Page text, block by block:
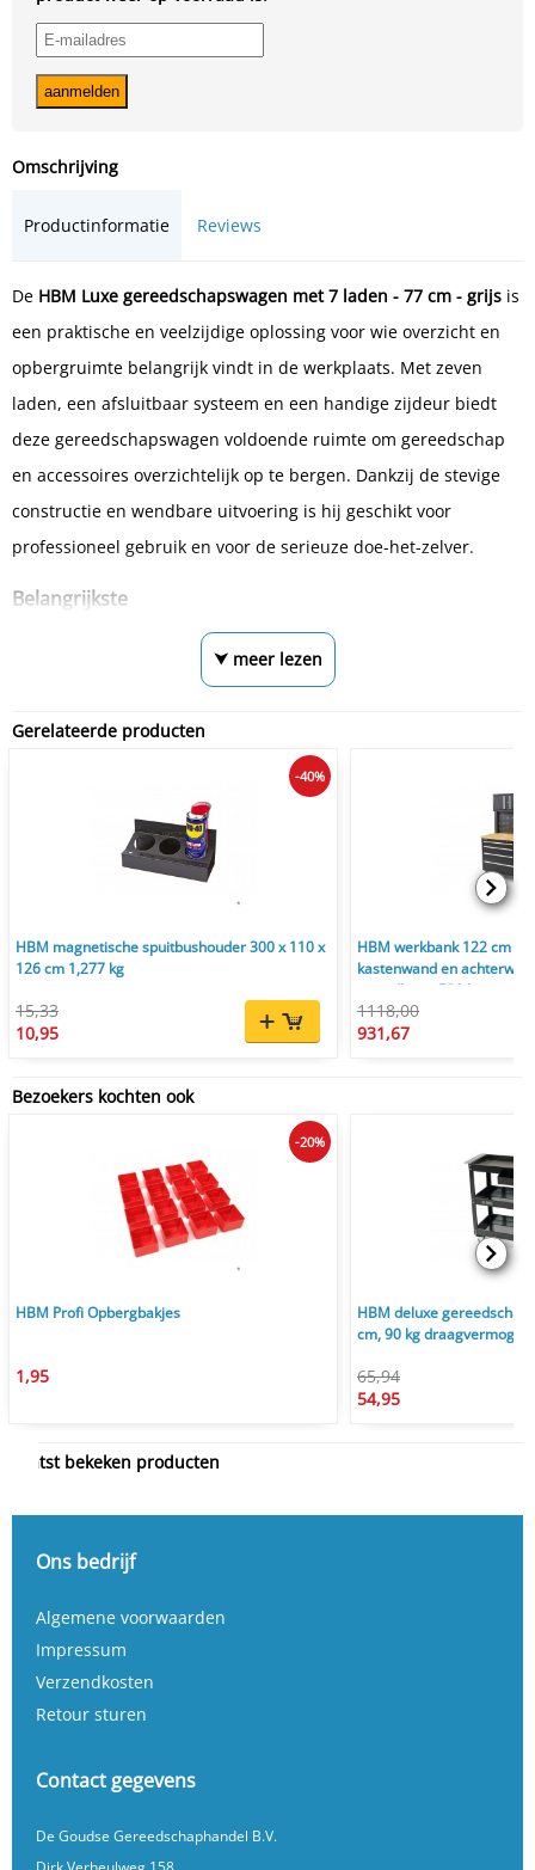
Omschrijving
Productinformatie Reviews
De HBM Luxe gereedschapswagen met 7 laden - 77 cm - grijs is
een praktische en veelzijdige oplossing voor wie overzicht en
opbergruimte belangrijk vindt in de werkplaats. Met zeven
laden, een afsluitbaar systeem en een handige zijdeur biedt
deze gereedschapswagen voldoende ruimte om gereedschap
en accessoires overzichtelijk op te bergen. Dankzij de stevige
constructie en wendbare uitvoering is hij geschikt voor
professioneel gebruik en voor de serieuze doe-het-zelver.
Belangrijkste
⮟ meer lezen
Gerelateerde producten
HBM magnetische spuitbushouder 300 x 110 x
126 cm 1,277 kg
15,33
10,95
-40%
HBM werkbank 122 cm
kastenwand en
verrijdbaar, 500 kg
1118,00
931,67
Bezoekers kochten ook
HBM Profi Opbergbakjes
1,95
-20%
HBM deluxe
cm, 90 kg draagvermogen
65,94
54,95
Laatst bekeken producten
Ons bedrijf
Algemene voorwaarden
Impressum
Verzendkosten
Retour sturen
Contact gegevens
De Goudse Gereedschaphandel B.V.